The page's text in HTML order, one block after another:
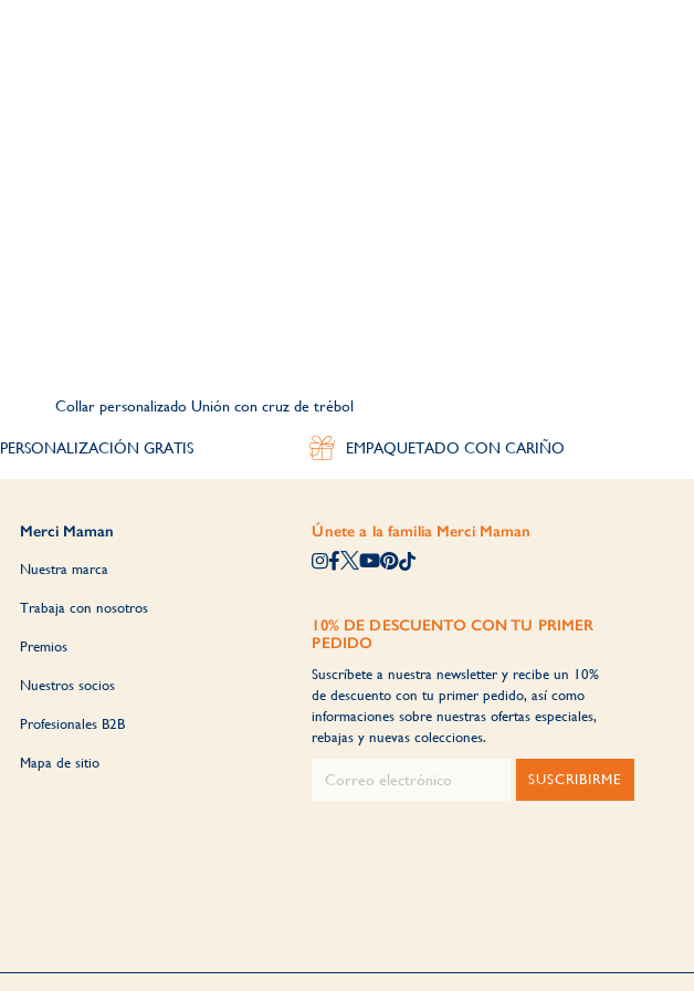
Collar personalizado Unión con cruz de trébol
PERSONALIZACIÓN GRATIS EMPAQUETADO CON CARIÑO
Merci Maman
Nuestra marca
Trabaja con nosotros
Premios
Nuestros socios
Profesionales B2B
Mapa de sitio
Únete a la familia Merci Maman
10% DE DESCUENTO CON TU PRIMER
PEDIDO
Suscríbete a nuestra newsletter y recibe un 10%
de descuento con tu primer pedido, así como
informaciones sobre nuestras ofertas especiales,
rebajas y nuevas colecciones.
SUSCRIBIRME